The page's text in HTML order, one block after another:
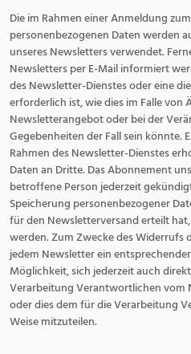
Die im Rahmen einer Anmeldung
personenbezogenen Daten werden
unseres Newsletters verwendet.
Newsletters per E-Mail informiert
des Newsletter-Dienstes oder eine
erforderlich ist, wie dies im Falle von
Newsletterangebot oder bei der
Gegebenheiten der Fall sein könnte.
Rahmen des Newsletter-Dienstes
Daten an Dritte. Das Abonnement
betroffene Person jederzeit
Speicherung personenbezogener
für den Newsletterversand erteilt
werden. Zum Zwecke des Widerrufs
jedem Newsletter ein
Möglichkeit, sich jederzeit auch
Verarbeitung Verantwortlichen vom
oder dies dem für die Verarbeitung
Weise mitzuteilen.